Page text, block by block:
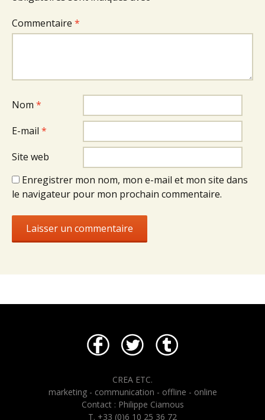
Commentaire *
Nom *
E-mail *
Site web
Enregistrer mon nom, mon e-mail et mon site dans
le navigateur pour mon prochain commentaire.
CREA ETC.
marketing - communication - offline - online
Contact : Philippe Ciamous
T. +33 (0)6 10 25 36 72